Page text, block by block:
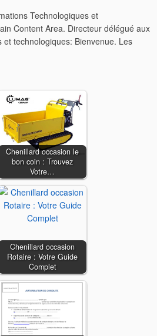
Technologiques et
Content Area. Directeur délégué aux
technologiques: Bienvenue. Les
Chenillard occasion le
bon coin : Trouvez
Votre…
Chenillard occasion
Rotaire : Votre Guide
Complet